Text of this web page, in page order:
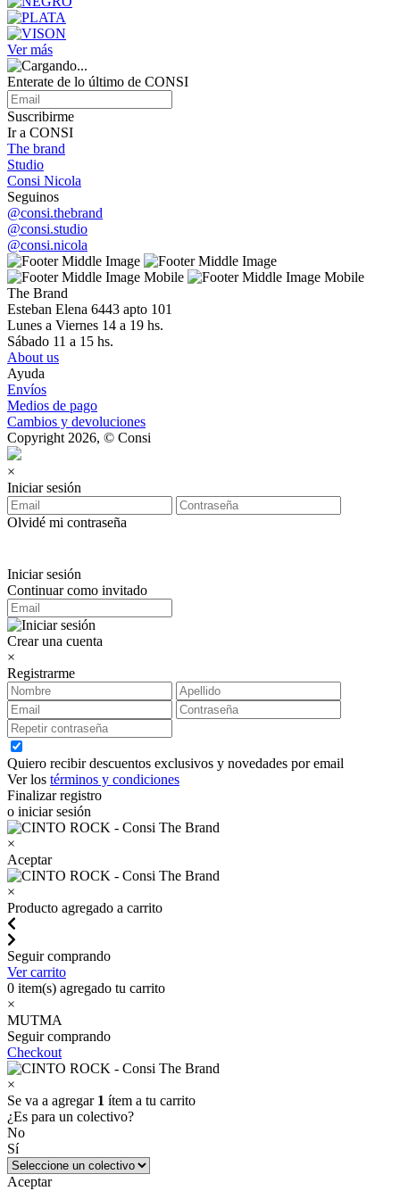
Ver más
Enterate de lo último de CONSI
Suscribirme
Ir a CONSI
The brand
Studio
Consi Nicola
Seguinos
@consi.thebrand
@consi.studio
@consi.nicola
The Brand
Esteban Elena 6443 apto 101
Lunes a Viernes 14 a 19 hs.
Sábado 11 a 15 hs.
About us
Ayuda
Envíos
Medios de pago
Cambios y devoluciones
Copyright 2026, © Consi
×
Iniciar sesión
Olvidé mi contraseña
Iniciar sesión
Continuar como invitado
Crear una cuenta
×
Registrarme
Quiero recibir descuentos exclusivos y novedades por email
Ver los términos y condiciones
Finalizar registro
o iniciar sesión
×
Aceptar
×
Producto agregado a carrito
Seguir comprando
Ver carrito
0 item(s) agregado tu carrito
×
MUTMA
Seguir comprando
Checkout
×
Se va a agregar 1 ítem a tu carrito
¿Es para un colectivo?
No
Sí
Aceptar